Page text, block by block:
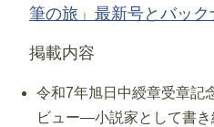
筆の旅」最新号とバック
掲載内容
令和7年旭日中綬章受章
ビュー―小説家として書